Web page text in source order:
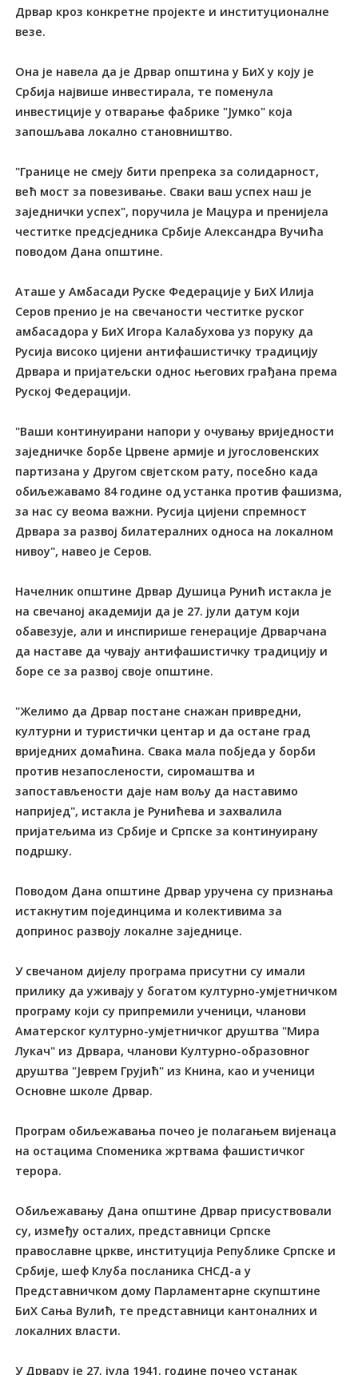
Дрвар кроз конкретне пројекте и институционалне
везе.
Она је навела да је Дрвар општина у БиХ у коју је
Србија највише инвестирала, те поменула
инвестиције у отварање фабрике "Јумко" која
запошљава локално становништво.
"Границе не смеју бити препрека за солидарност,
већ мост за повезивање. Сваки ваш успех наш је
заједнички успех", поручила је Мацура и пренијела
честитке предсједника Србије Александра Вучића
поводом Дана општине.
Аташе у Амбасади Руске Федерације у БиХ Илија
Серов пренио је на свечаности честитке руског
амбасадора у БиХ Игора Калабухова уз поруку да
Русија високо цијени антифашистичку традицију
Дрвара и пријатељски однос његових грађана према
Руској Федерацији.
"Ваши континуирани напори у очувању вриједности
заједничке борбе Црвене армије и југословенских
партизана у Другом свјетском рату, посебно када
обиљежавамо 84 године од устанка против фашизма,
за нас су веома важни. Русија цијени спремност
Дрвара за развој билатералних односа на локалном
нивоу", навео је Серов.
Начелник општине Дрвар Душица Рунић истакла је
на свечаној академији да је 27. јули датум који
обавезује, али и инспирише генерације Дрварчана
да наставе да чувају антифашистичку традицију и
боре се за развој своје општине.
"Желимо да Дрвар постане снажан привредни,
културни и туристички центар и да остане град
вриједних домаћина. Свака мала побједа у борби
против незапослености, сиромаштва и
запостављености даје нам вољу да наставимо
напријед", истакла је Рунићева и захвалила
пријатељима из Србије и Српске за континуирану
подршку.
Поводом Дана општине Дрвар уручена су признања
истакнутим појединцима и колективима за
допринос развоју локалне заједнице.
У свечаном дијелу програма присутни су имали
прилику да уживају у богатом културно-умјетничком
програму који су припремили ученици, чланови
Аматерског културно-умјетничког друштва "Мира
Лукач" из Дрвара, чланови Културно-образовног
друштва "Јеврем Грујић" из Книна, као и ученици
Основне школе Дрвар.
Програм обиљежавања почео је полагањем вијенаца
на остацима Споменика жртвама фашистичког
терора.
Обиљежавању Дана општине Дрвар присуствовали
су, између осталих, представници Српске
православне цркве, институција Републике Српске и
Србије, шеф Клуба посланика СНСД-а у
Представничком дому Парламентарне скупштине
БиХ Сања Вулић, те представници кантоналних и
локалних власти.
У Дрвару је 27. јула 1941. године почео устанак